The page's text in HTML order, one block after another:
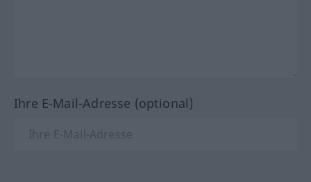
Ihre E-Mail-Adresse (optional)